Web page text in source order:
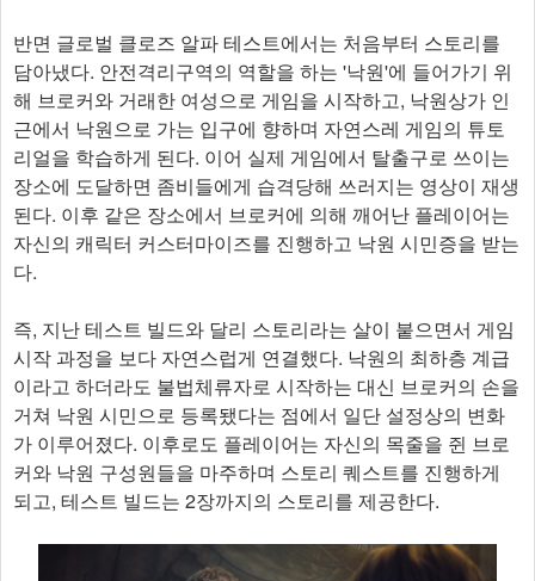
반면 글로벌 클로즈 알파 테스트에서는 처음부터 스토리를
담아냈다. 안전격리구역의 역할을 하는 '낙원'에 들어가기 위
해 브로커와 거래한 여성으로 게임을 시작하고, 낙원상가 인
근에서 낙원으로 가는 입구에 향하며 자연스레 게임의 튜토
리얼을 학습하게 된다. 이어 실제 게임에서 탈출구로 쓰이는
장소에 도달하면 좀비들에게 습격당해 쓰러지는 영상이 재생
된다. 이후 같은 장소에서 브로커에 의해 깨어난 플레이어는
자신의 캐릭터 커스터마이즈를 진행하고 낙원 시민증을 받는
다.
즉, 지난 테스트 빌드와 달리 스토리라는 살이 붙으면서 게임
시작 과정을 보다 자연스럽게 연결했다. 낙원의 최하층 계급
이라고 하더라도 불법체류자로 시작하는 대신 브로커의 손을
거쳐 낙원 시민으로 등록됐다는 점에서 일단 설정상의 변화
가 이루어졌다. 이후로도 플레이어는 자신의 목줄을 쥔 브로
커와 낙원 구성원들을 마주하며 스토리 퀘스트를 진행하게
되고, 테스트 빌드는 2장까지의 스토리를 제공한다.